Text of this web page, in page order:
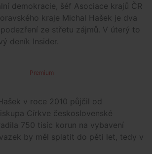
demokracie, šéf Asociace krajů ČR
kraje Michal Hašek je dva
ze střetu zájmů. V úterý to
deník Insider.
Premium
v roce 2010 půjčil od
Církve československé
750 tisíc korun na vybavení
by měl splatit do pěti let, tedy v